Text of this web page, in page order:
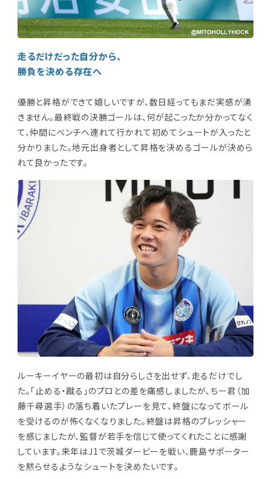
走るだけだった自分から、
勝負を決める存在へ
優勝と昇格ができて嬉しいですが、数日経ってもまだ実感が湧
きません。最終戦の決勝ゴールは、何が起こったか分かってなく
て、仲間にベンチへ連れて行かれて初めてシュートが入ったと
分かりました。地元出身者として昇格を決めるゴールが決めら
れて良かったです。
ルーキーイヤーの最初は自分らしさを出せず、走るだけでし
た。「止める・蹴る」のプロとの差を痛感しましたが、ちー君（加
藤千尋選手）の落ち着いたプレーを見て、終盤になってボール
を受けるのが怖くなくなりました。終盤は昇格のプレッシャー
を感じましたが、監督が若手を信じて使ってくれたことに感謝
しています。来年はJ1で茨城ダービーを戦い、鹿島サポーター
を黙らせるようなシュートを決めたいです。